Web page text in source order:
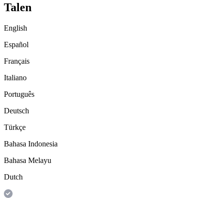
Talen
English
Español
Français
Italiano
Português
Deutsch
Türkçe
Bahasa Indonesia
Bahasa Melayu
Dutch